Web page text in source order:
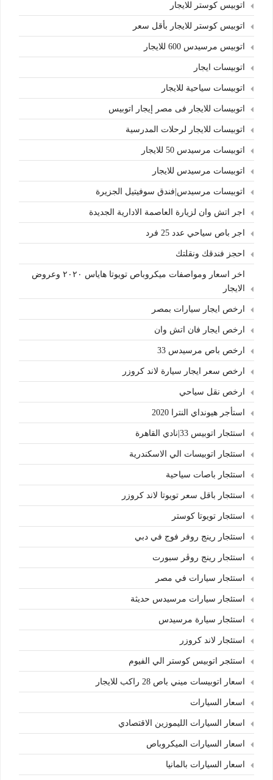
اتوبيس كوستر للايجار
اتوبيس كوستر للايجار بأقل سعر
اتوبيس مرسيدس 600 للايجار
اتوبيسات ايجار
اتوبيسات سياحية للايجار
اتوبيسات للايجار فى مصر إيجار اتوبيس
اتوبيسات للايجار لرحلات المدرسية
اتوبيسات مرسيدس 50 للايجار
اتوبيسات مرسيدس للايجار
اتوبيسات مرسيدس|فندق سوفيتيل الجزيرة
اجر اتش وان لزيارة العاصمة الادارية الجديدة
اجر باص سياحي عدد 25 فرد
احجز فندقك ونقلتك
اخر اسعار ومواصفات ميكروباص تويوتا هاياس ٢٠٢٠ وعروض
الايجار
ارخص ايجار سيارات بمصر
ارخص ايجار فان اتش وان
ارخص باص مرسيدس 33
ارخص سعر ايجار سيارة لاند كروزر
ارخص نقل سياحي
استأجر هيونداي النترا 2020
استئجار اتوبيس 33|نادي القاهرة
استئجار اتوبيسات الي الاسكندرية
استئجار باصات سياحية
استئجار باقل سعر تويوتا لاند كروزر
استئجار تويوتا كوستر
استئجار رينج روفر فوج في دبي
استئجار رينج روڤر سبورت
استئجار سيارات في مصر
استئجار سيارات مرسيدس حديثة
استئجار سيارة مرسيدس
استئجار لاند كروزر
استئجر اتوبيس كوستر الي الفيوم
اسعار اتوبيسات ميني باص 28 راكب للايجار
اسعار السيارات
اسعار السيارات الليموزين الاقتصادي
اسعار السيارات الميكروباص
اسعار السيارات بالمانيا